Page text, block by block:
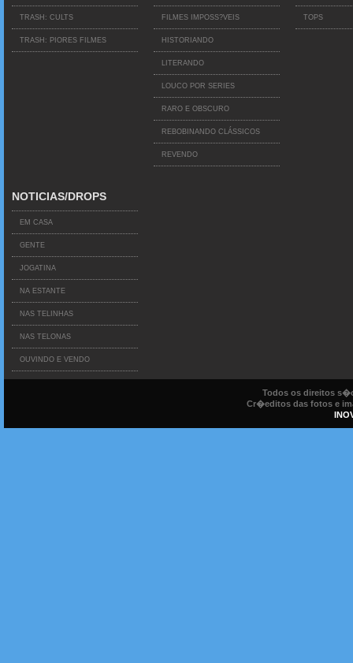
TRASH: CULTS
TRASH: PIORES FILMES
FILMES IMPOSS?VEIS
HISTORIANDO
LITERANDO
LOUCO POR SERIES
RARO E OBSCURO
REBOBINANDO CLÁSSICOS
REVENDO
TOPS
NOTICIAS/DROPS
EM CASA
GENTE
JOGATINA
NA ESTANTE
NAS TELINHAS
NAS TELONAS
OUVINDO E VENDO
Todos os direitos
Cr�editos das fotos e